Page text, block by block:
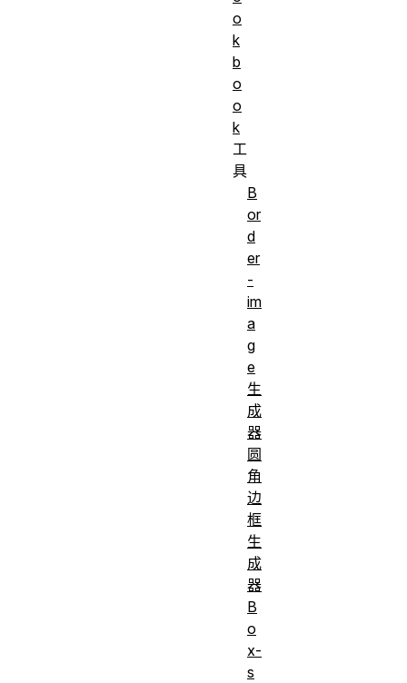
o
k
b
o
o
k
工
具
B
or
d
er
-
im
a
g
e
生
成
器
圆
角
边
框
生
成
器
B
o
x-
s